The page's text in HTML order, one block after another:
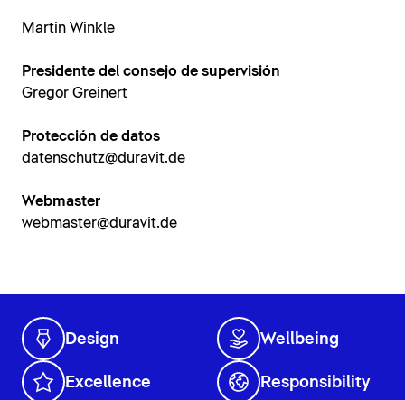
Martin Winkle
Presidente del consejo de supervisión
Gregor Greinert
Protección de datos
datenschutz@duravit.de
Webmaster
webmaster@duravit.de
Design Wellbeing
Excellence Responsibility